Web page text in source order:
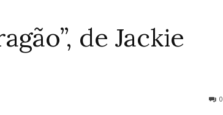
de Jackie
0